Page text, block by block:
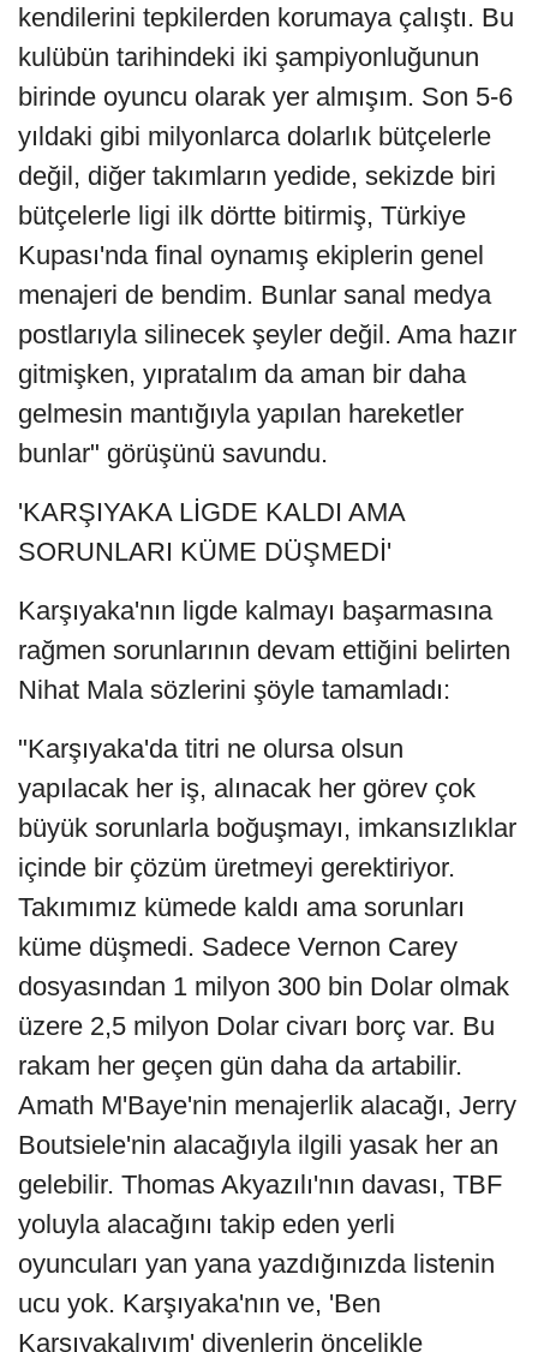
kendilerini tepkilerden korumaya çalıştı. Bu
kulübün tarihindeki iki şampiyonluğunun
birinde oyuncu olarak yer almışım. Son 5-6
yıldaki gibi milyonlarca dolarlık bütçelerle
değil, diğer takımların yedide, sekizde biri
bütçelerle ligi ilk dörtte bitirmiş, Türkiye
Kupası'nda final oynamış ekiplerin genel
menajeri de bendim. Bunlar sanal medya
postlarıyla silinecek şeyler değil. Ama hazır
gitmişken, yıpratalım da aman bir daha
gelmesin mantığıyla yapılan hareketler
bunlar" görüşünü savundu.
'KARŞIYAKA LİGDE KALDI AMA
SORUNLARI KÜME DÜŞMEDİ'
Karşıyaka'nın ligde kalmayı başarmasına
rağmen sorunlarının devam ettiğini belirten
Nihat Mala sözlerini şöyle tamamladı:
"Karşıyaka'da titri ne olursa olsun
yapılacak her iş, alınacak her görev çok
büyük sorunlarla boğuşmayı, imkansızlıklar
içinde bir çözüm üretmeyi gerektiriyor.
Takımımız kümede kaldı ama sorunları
küme düşmedi. Sadece Vernon Carey
dosyasından 1 milyon 300 bin Dolar olmak
üzere 2,5 milyon Dolar civarı borç var. Bu
rakam her geçen gün daha da artabilir.
Amath M'Baye'nin menajerlik alacağı, Jerry
Boutsiele'nin alacağıyla ilgili yasak her an
gelebilir. Thomas Akyazılı'nın davası, TBF
yoluyla alacağını takip eden yerli
oyuncuları yan yana yazdığınızda listenin
ucu yok. Karşıyaka'nın ve, 'Ben
Karşıyakalıyım' diyenlerin öncelikle